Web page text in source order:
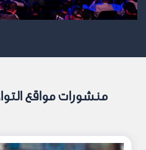
منشورات مواقع